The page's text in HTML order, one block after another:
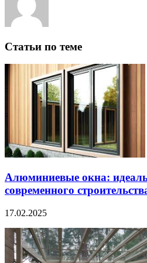
Статьи по теме
Алюминиевые окна:
современного
17.02.2025